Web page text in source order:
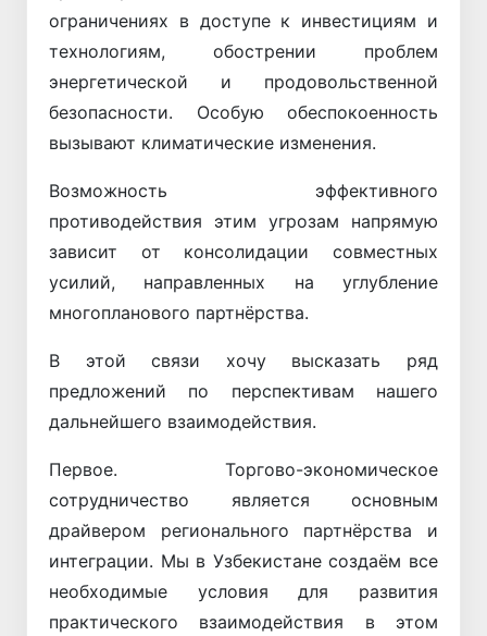
ограничениях в доступе к инвестициям и
технологиям, обострении проблем
энергетической и продовольственной
безопасности. Особую обеспокоенность
вызывают климатические изменения.
Возможность эффективного
противодействия этим угрозам напрямую
зависит от консолидации совместных
усилий, направленных на углубление
многопланового партнёрства.
В этой связи хочу высказать ряд
предложений по перспективам нашего
дальнейшего взаимодействия.
Первое. Торгово-экономическое
сотрудничество является основным
драйвером регионального партнёрства и
интеграции. Мы в Узбекистане создаём все
необходимые условия для развития
практического взаимодействия в этом